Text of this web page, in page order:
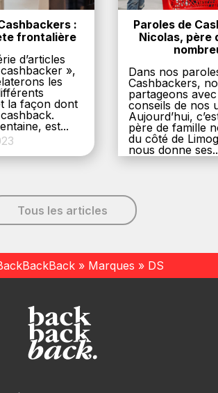
:
frontalière
d’articles
»,
les
la façon dont
est...
Paroles de
Nicolas, père
Dans nos
Cashbackers,
partageons
conseils de nos
Aujourd’hui,
père de famille
du côté de
nous donne
Tous les articles
» Marques » DS